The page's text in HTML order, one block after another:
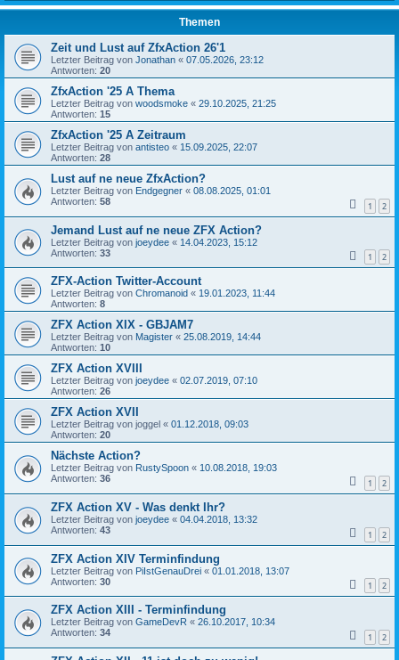
Themen
Zeit und Lust auf ZfxAction 26'1
Letzter Beitrag von Jonathan « 07.05.2026, 23:12
Antworten: 20
ZfxAction '25 A Thema
Letzter Beitrag von woodsmoke « 29.10.2025, 21:25
Antworten: 15
ZfxAction '25 A Zeitraum
Letzter Beitrag von antisteo « 15.09.2025, 22:07
Antworten: 28
Lust auf ne neue ZfxAction?
Letzter Beitrag von Endgegner « 08.08.2025, 01:01
Antworten: 58 1 2
Jemand Lust auf ne neue ZFX Action?
Letzter Beitrag von joeydee « 14.04.2023, 15:12
Antworten: 33 1 2
ZFX-Action Twitter-Account
Letzter Beitrag von Chromanoid « 19.01.2023, 11:44
Antworten: 8
ZFX Action XIX - GBJAM7
Letzter Beitrag von Magister « 25.08.2019, 14:44
Antworten: 10
ZFX Action XVIII
Letzter Beitrag von joeydee « 02.07.2019, 07:10
Antworten: 26
ZFX Action XVII
Letzter Beitrag von joggel « 01.12.2018, 09:03
Antworten: 20
Nächste Action?
Letzter Beitrag von RustySpoon « 10.08.2018, 19:03
Antworten: 36 1 2
ZFX Action XV - Was denkt Ihr?
Letzter Beitrag von joeydee « 04.04.2018, 13:32
Antworten: 43 1 2
ZFX Action XIV Terminfindung
Letzter Beitrag von PiIstGenauDrei « 01.01.2018, 13:07
Antworten: 30 1 2
ZFX Action XIII - Terminfindung
Letzter Beitrag von GameDevR « 26.10.2017, 10:34
Antworten: 34 1 2